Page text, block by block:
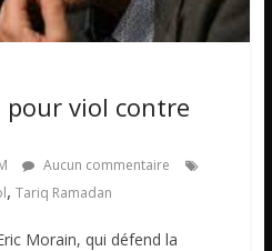
viol contre
Aucun commentaire
, Tariq Ramadan
Morain, qui défend la